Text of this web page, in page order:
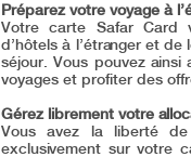
Préparez votre voyage à
Votre carte Safar Card
d’hôtels à l’étranger et
séjour. Vous pouvez
voyages et profiter des
Gérez librement votre
Vous avez la liberté
exclusivement sur votre